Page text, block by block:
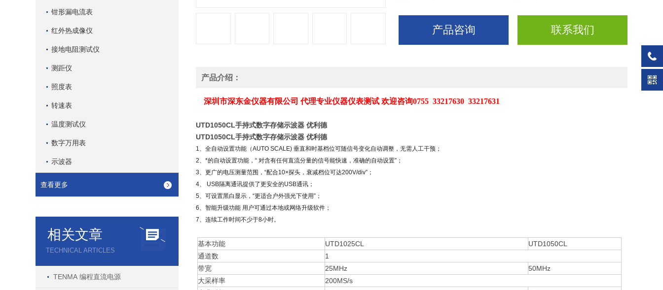
钳形漏电流表
红外热成像仪
接地电阻测试仪
测距仪
照度表
转速表
温度测试仪
数字万用表
示波器
查看更多
相关文章
TECHNICAL ARTICLES
TENMA 编程直流电源
产品咨询 联系我们
产品介绍：
深圳市深东金仪器有限公司 代理专业仪器仪表测试 欢迎咨询0755 33217630 33217631
UTD1050CL手持式数字存储示波器 优利德
UTD1050CL手持式数字存储示波器 优利德
1、全自动设置功能（AUTO SCALE) 垂直和时基档位可随信号变化自动调整，无需人工干预；
2、*的自动设置功能，“ 对含有任何直流分量的信号能快速，准确的自动设置”；
3、更广的电压测量范围，“配合10×探头，衰减档位可达200V/div”；
4、 USB隔离通讯提供了更安全的USB通讯；
5、可设置黑白显示，“更适合户外强光下使用”；
6、智能升级功能 用户可通过本地或网络升级软件；
7、连续工作时间不少于8小时。
基本功能 UTD1025CL
UTD1050CL
通道数
1
带宽
25MHz
50MHz
大采样率
200MS/s